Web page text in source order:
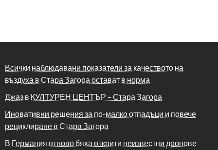
Всички наблюдавани показатели за качеството на
въздуха в Стара Загора остават в норма
Джаз в КУЛТУРЕН ЦЕНТЪР – Стара Загора
Иновативни решения за по-малко отпадъци и повече
рециклиране в Стара Загора
В Германия отново бяха открити неизвестни дронове